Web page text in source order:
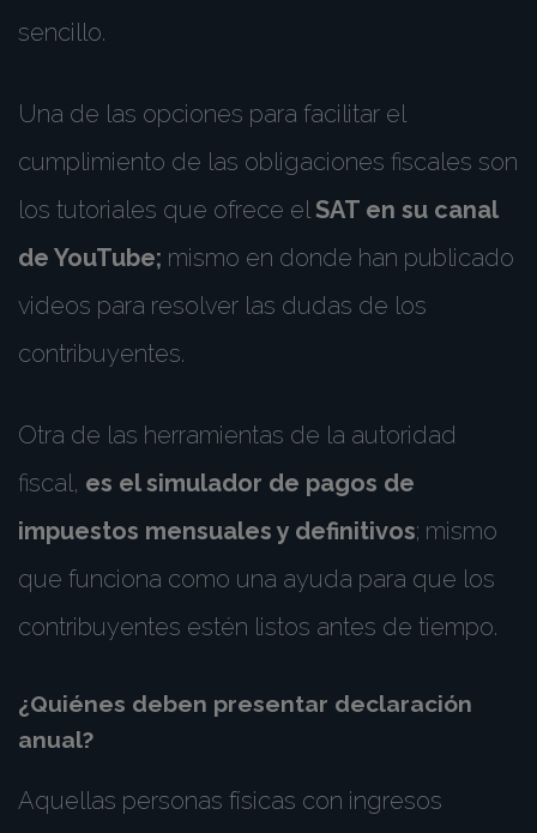
sencillo.
Una de las opciones para facilitar el
cumplimiento de las obligaciones fiscales son
los tutoriales que ofrece elSAT en su canal
de YouTube; mismo en donde han publicado
videos para resolver las dudas de los
contribuyentes.
Otra de las herramientas de la autoridad
fiscal, es el simulador de pagos de
impuestos mensuales y definitivos; mismo
que funciona como una ayuda para que los
contribuyentes estén listos antes de tiempo.
¿Quiénes deben presentar declaración
anual?
Aquellas personas físicas con ingresos